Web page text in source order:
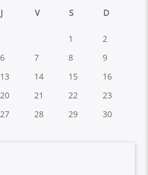
J V S D
1
2
6 7 8
9
13 14 15
16
20 21 22
23
27 28 29
30